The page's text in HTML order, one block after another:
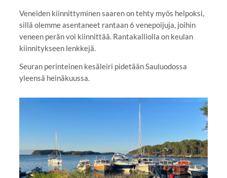
Veneiden kiinnittyminen saaren on tehty myös helpoksi,
sillä olemme asentaneet rantaan 6 venepoijuja, joihin
veneen perän voi kiinnittää. Rantakalliolla on keulan
kiinnitykseen lenkkejä.
Seuran perinteinen kesäleiri pidetään Sauluodossa
yleensä heinäkuussa.